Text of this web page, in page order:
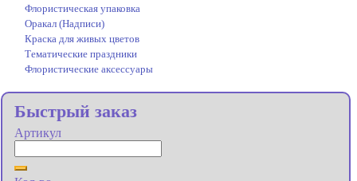
Флористическая упаковка
Оракал (Надписи)
Краска для живых цветов
Тематические праздники
Флористические аксессуары
Быстрый заказ
Артикул